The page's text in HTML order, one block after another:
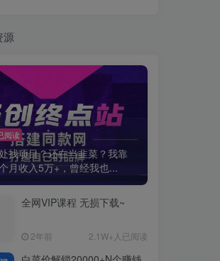
源
阅读
找项目？还在当韭菜？我靠
月收入5万+，曾经我也...
全网VIP课程 无损下载~
2年前 2.1W+人已阅读